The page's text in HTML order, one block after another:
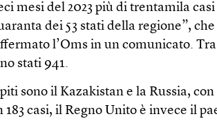
mesi del 2023 più di trentamila
dei 53 stati della regione”,
l’Oms in un comunicato.
stati 941.
sono il Kazakistan e la Russia,
183 casi, il Regno Unito è invece il